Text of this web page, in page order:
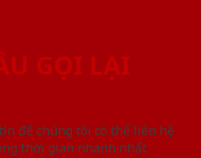
GỌI LẠI
để chúng tôi có thể liên hệ
thời gian nhanh nhất.